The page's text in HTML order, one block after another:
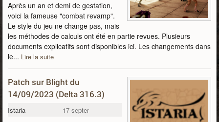
Après un an et demi de gestation,
voici la fameuse "combat revamp".
Le style du jeu ne change pas, mais
les méthodes de calculs ont été en partie revues. Plusieurs
documents explicatifs sont disponibles ici. Les changements dans
le... Lire la suite
Patch sur Blight du
14/09/2023 (Delta 316.3)
Istaria 17 septembre 2023